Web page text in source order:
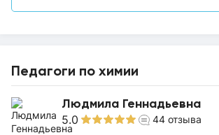
Педагоги по химии
Людмила Геннадьевна
5.0 44 отзыва